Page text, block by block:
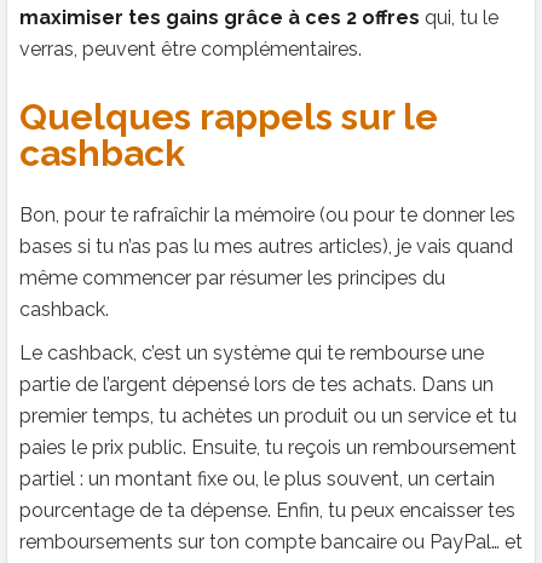
maximiser tes gains grâce à ces 2 offres qui, tu le
verras, peuvent être complémentaires.
Quelques rappels sur le
cashback
Bon, pour te rafraîchir la mémoire (ou pour te donner les
bases si tu n’as pas lu mes autres articles), je vais quand
même commencer par résumer les principes du
cashback.
Le cashback, c’est un système qui te rembourse une
partie de l’argent dépensé lors de tes achats. Dans un
premier temps, tu achètes un produit ou un service et tu
paies le prix public. Ensuite, tu reçois un remboursement
partiel : un montant fixe ou, le plus souvent, un certain
pourcentage de ta dépense. Enfin, tu peux encaisser tes
remboursements sur ton compte bancaire ou PayPal… et